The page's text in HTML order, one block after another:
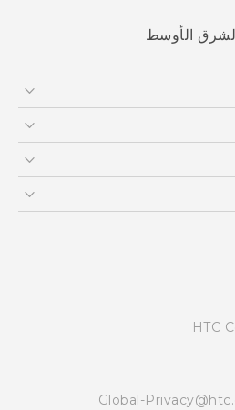
English - User
الشرق الأوسط
Security
Global-